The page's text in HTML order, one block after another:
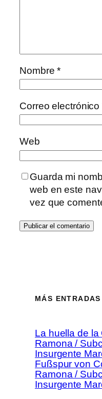
Nombre*
Correo electrónico
Web
Guarda mi
web en este
vez que
MÁS ENTRADAS
La huella de la
Ramona /
Insurgente
Fußspur von
Ramona /
Insurgente